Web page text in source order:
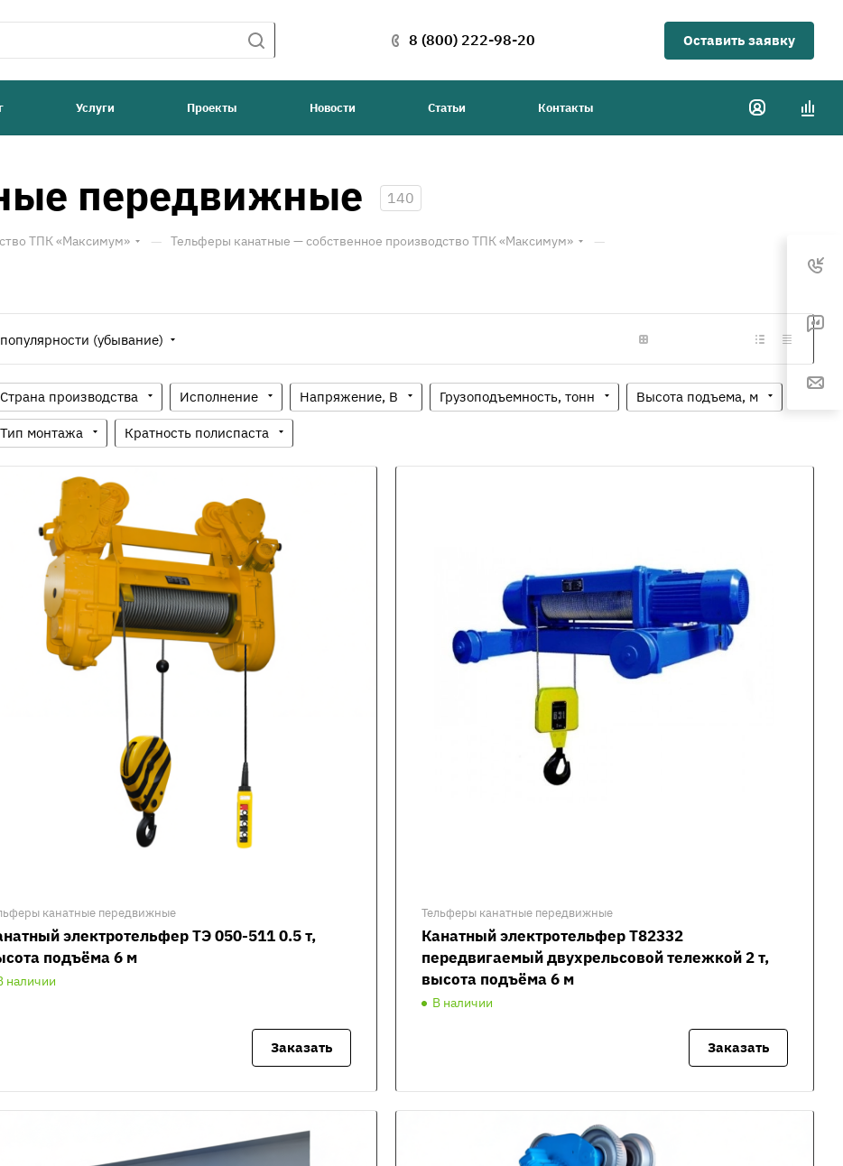
8 (800) 222-98-20 Оставить заявку
Услуги Проекты Новости Статьи Контакты
передвижные 140
ТПК «Максимум» — Тельферы канатные — собственное производство ТПК «Максимум» —
(убывание)
Страна производства Исполнение Напряжение, В Грузоподъемность, тонн Высота подъема, м
Тип монтажа Кратность полиспаста
канатные передвижные
электротельфер ТЭ 050-511 0.5 т,
подъёма 6 м
наличии
Заказать
Тельферы канатные передвижные
Канатный электротельфер Т82332
передвигаемый двухрельсовой тележкой 2 т,
высота подъёма 6 м
В наличии
Заказать